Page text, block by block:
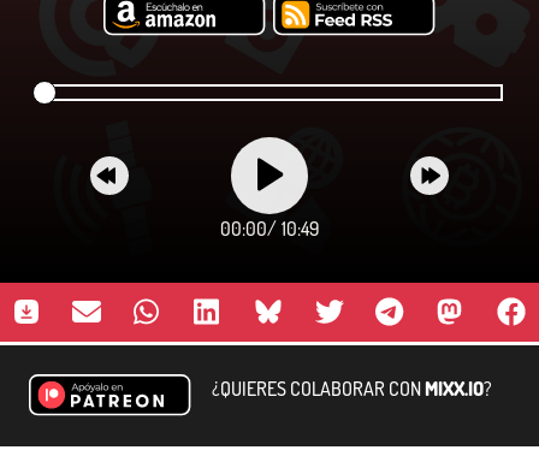
00:00/ 10:49
¿QUIERES COLABORAR CONMIXX.IO?